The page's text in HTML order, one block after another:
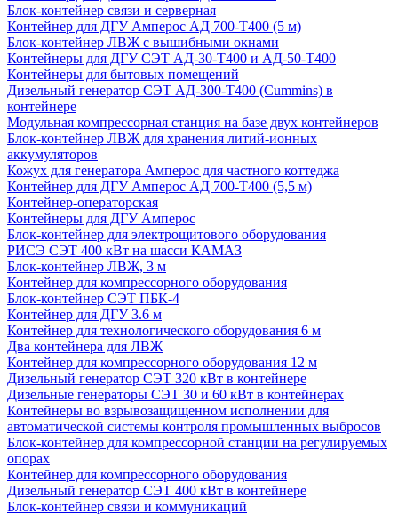
Блок-контейнер связи и серверная
Контейнер для ДГУ Амперос АД 700-Т400 (5 м)
Блок-контейнер ЛВЖ с вышибными окнами
Контейнеры для ДГУ СЭТ АД-30-Т400 и АД-50-Т400
Контейнеры для бытовых помещений
Дизельный генератор СЭТ АД-300-Т400 (Cummins) в
контейнере
Модульная компрессорная станция на базе двух контейнеров
Блок-контейнер ЛВЖ для хранения литий-ионных
аккумуляторов
Кожух для генератора Амперос для частного коттеджа
Контейнер для ДГУ Амперос АД 700-Т400 (5,5 м)
Контейнер-операторская
Контейнеры для ДГУ Амперос
Блок-контейнер для электрощитового оборудования
РИСЭ СЭТ 400 кВт на шасси КАМАЗ
Блок-контейнер ЛВЖ, 3 м
Контейнер для компрессорного оборудования
Блок-контейнер СЭТ ПБК-4
Контейнер для ДГУ 3.6 м
Контейнер для технологического оборудования 6 м
Два контейнера для ЛВЖ
Контейнер для компрессорного оборудования 12 м
Дизельный генератор СЭТ 320 кВт в контейнере
Дизельные генераторы СЭТ 30 и 60 кВт в контейнерах
Контейнеры во взрывозащищенном исполнении для
автоматической системы контроля промышленных выбросов
Блок-контейнер для компрессорной станции на регулируемых
опорах
Контейнер для компрессорного оборудования
Дизельный генератор СЭТ 400 кВт в контейнере
Блок-контейнер связи и коммуникаций